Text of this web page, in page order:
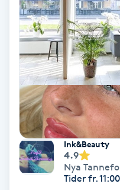
Hot Stone Massage
Hot yoga
Hudföryngring
Huduppstramning
Hudvård
Ink&Beauty
4.9
Nya
Tider fr.